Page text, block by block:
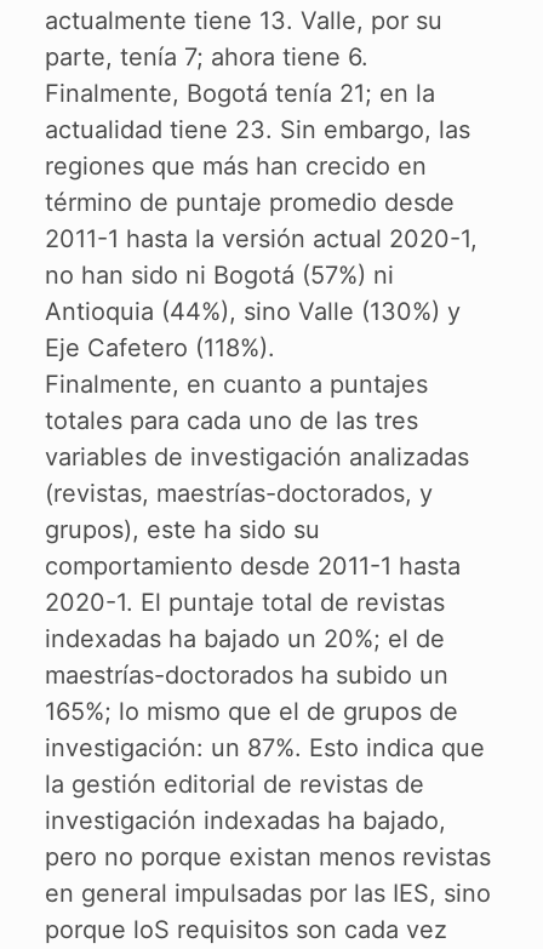
actualmente tiene 13. Valle, por su
parte, tenía 7; ahora tiene 6.
Finalmente, Bogotá tenía 21; en la
actualidad tiene 23. Sin embargo, las
regiones que más han crecido en
término de puntaje promedio desde
2011-1 hasta la versión actual 2020-1,
no han sido ni Bogotá (57%) ni
Antioquia (44%), sino Valle (130%) y
Eje Cafetero (118%).
Finalmente, en cuanto a puntajes
totales para cada uno de las tres
variables de investigación analizadas
(revistas, maestrías-doctorados, y
grupos), este ha sido su
comportamiento desde 2011-1 hasta
2020-1. El puntaje total de revistas
indexadas ha bajado un 20%; el de
maestrías-doctorados ha subido un
165%; lo mismo que el de grupos de
investigación: un 87%. Esto indica que
la gestión editorial de revistas de
investigación indexadas ha bajado,
pero no porque existan menos revistas
en general impulsadas por las IES, sino
porque loS requisitos son cada vez